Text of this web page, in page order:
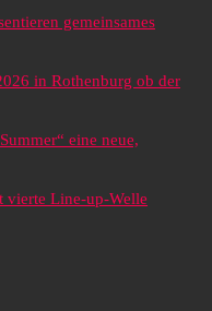
gemeinsames
in Rothenburg ob der
eine neue,
Line-up-Welle